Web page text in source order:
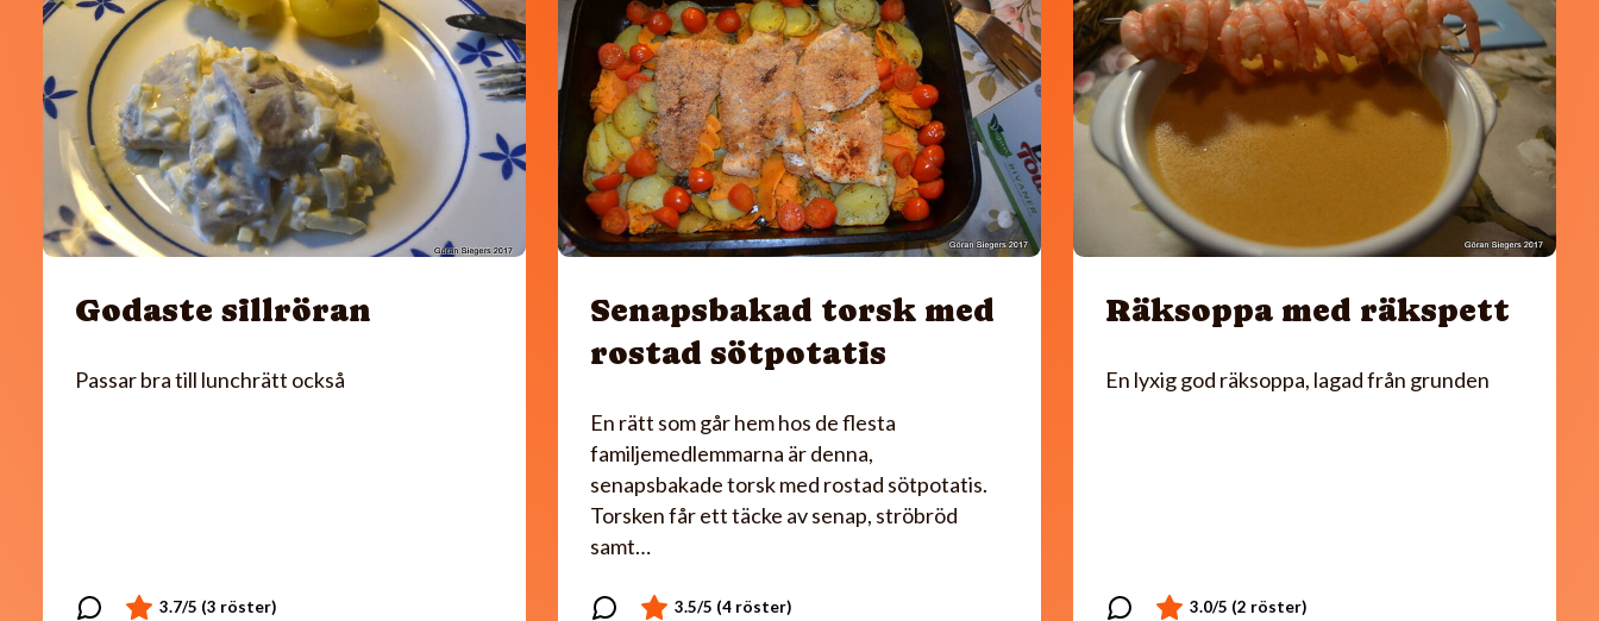
Godaste sillröran
Passar bra till lunchrätt också
Senapsbakad torsk med
rostad sötpotatis
En rätt som går hem hos de flesta
familjemedlemmarna är denna,
senapsbakade torsk med rostad sötpotatis.
Torsken får ett täcke av senap, ströbröd
samt…
Räksoppa med räkspett
En lyxig god räksoppa, lagad från grunden